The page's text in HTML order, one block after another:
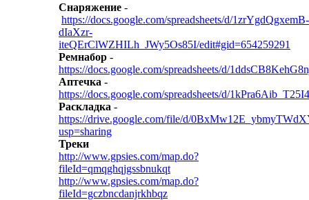
Снаряжение -
https://docs.google.com/spreadsheets/d/1zrYgdQgxemB-
dIaXzr-
iteQErClWZHILh_JWy5Os85I/edit#gid=654259291
Ремнабор -
https://docs.google.com/spreadsheets/d/
Аптечка -
https://docs.google.com/spreadsheets/d/
Раскладка -
https://drive.google.com/file/d/
usp=sharing
Треки
http://www.gpsies.com/map.do?
fileId=qmqghqjgssbnukqt
http://www.gpsies.com/map.do?
fileId=gczbncdanjrkhbqz